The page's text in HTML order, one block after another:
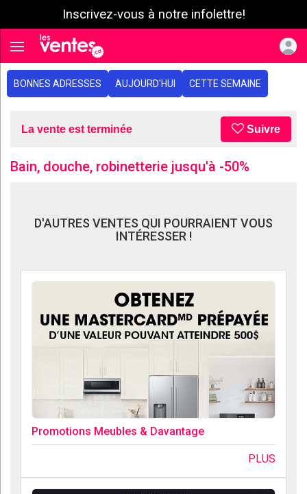
Inscrivez-vous à notre infolettre!
Toggle navigation
BONNES ADRESSES AUJOURD'HUI CETTE SEMAINE
La vente est terminée Suivre
Bain, douche, robinetterie jusqu'à -50%
D'AUTRES VENTES QUI POURRAIENT VOUS
INTÉRESSER !
Promotions Meubles & Davantage
PLUS